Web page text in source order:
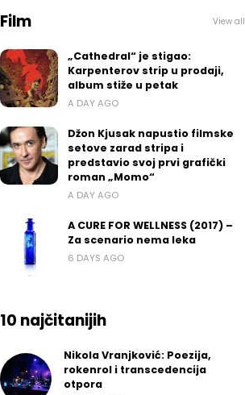
Film View all
„Cathedral“ je stigao:
Karpenterov strip u prodaji,
album stiže u petak
A DAY AGO
Džon Kjusak napustio filmske
setove zarad stripa i
predstavio svoj prvi grafički
roman „Momo“
A DAY AGO
A CURE FOR WELLNESS (2017) –
Za scenario nema leka
6 DAYS AGO
10 najčitanijih
Nikola Vranjković: Poezija,
rokenrol i transcedencija
otpora